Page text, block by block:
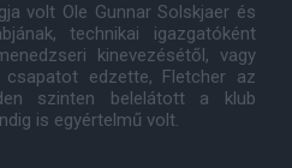
volt Ole Gunnar Solskjaer és
technikai igazgatóként
kinevezésétől, vagy
edzette, Fletcher az
szinten belelátott a klub
is egyértelmű volt.